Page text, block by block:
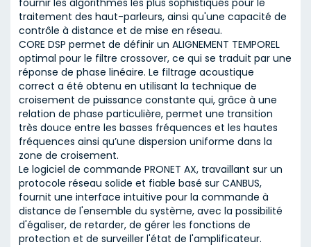
fournir les algorithmes les plus sophistiqués pour le
traitement des haut-parleurs, ainsi qu'une capacité de
contrôle à distance et de mise en réseau.
CORE DSP permet de définir un ALIGNEMENT TEMPOREL
optimal pour le filtre crossover, ce qui se traduit par une
réponse de phase linéaire. Le filtrage acoustique
correct a été obtenu en utilisant la technique de
croisement de puissance constante qui, grâce à une
relation de phase particulière, permet une transition
très douce entre les basses fréquences et les hautes
fréquences ainsi qu’une dispersion uniforme dans la
zone de croisement.
Le logiciel de commande PRONET AX, travaillant sur un
protocole réseau solide et fiable basé sur CANBUS,
fournit une interface intuitive pour la commande à
distance de l'ensemble du système, avec la possibilité
d'égaliser, de retarder, de gérer les fonctions de
protection et de surveiller l'état de l'amplificateur.